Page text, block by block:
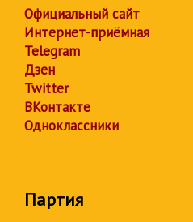
Официальный сайт
Интернет-приёмная
Telegram
Дзен
Twitter
ВКонтакте
Одноклассники
Партия